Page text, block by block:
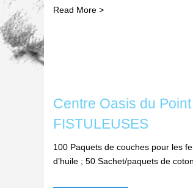
Read More >
Centre Oasis du
FISTULEUSES
100 Paquets de couches pour les
d’huile ; 50 Sachet/paquets de